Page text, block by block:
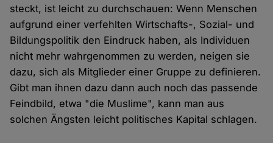
steckt, ist leicht zu durchschauen: Wenn Menschen
aufgrund einer verfehlten Wirtschafts-, Sozial- und
Bildungspolitik den Eindruck haben, als Individuen
nicht mehr wahrgenommen zu werden, neigen sie
dazu, sich als Mitglieder einer Gruppe zu definieren.
Gibt man ihnen dazu dann auch noch das passende
Feindbild, etwa "die Muslime", kann man aus
solchen Ängsten leicht politisches Kapital schlagen.